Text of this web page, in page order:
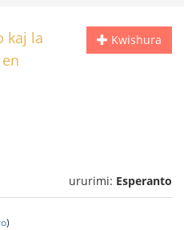
Kwishura
kaj la
ururimi: Esperanto
)